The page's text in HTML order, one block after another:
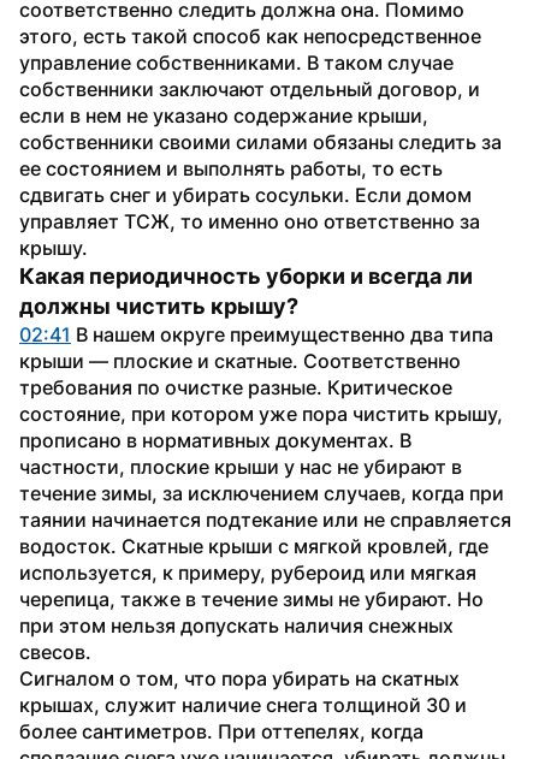
соответственно следить должна она. Помимо
этого, есть такой способ как непосредственное
управление собственниками. В таком случае
собственники заключают отдельный договор, и
если в нем не указано содержание крыши,
собственники своими силами обязаны следить за
ее состоянием и выполнять работы, то есть
сдвигать снег и убирать сосульки. Если домом
управляет ТСЖ, то именно оно ответственно за
крышу.
Какая периодичность уборки и всегда ли
должны чистить крышу?
02:41 В нашем округе преимущественно два типа
крыши — плоские и скатные. Соответственно
требования по очистке разные. Критическое
состояние, при котором уже пора чистить крышу,
прописано в нормативных документах. В
частности, плоские крыши у нас не убирают в
течение зимы, за исключением случаев, когда при
таянии начинается подтекание или не справляется
водосток. Скатные крыши с мягкой кровлей, где
используется, к примеру, рубероид или мягкая
черепица, также в течение зимы не убирают. Но
при этом нельзя допускать наличия снежных
свесов.
Сигналом о том, что пора убирать на скатных
крышах, служит наличие снега толщиной 30 и
более сантиметров. При оттепелях, когда